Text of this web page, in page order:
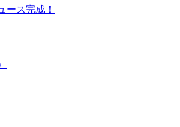
ス完成！